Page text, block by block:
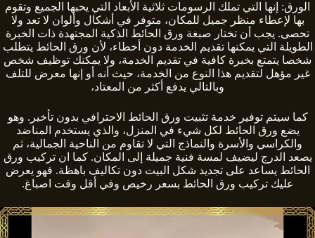
الورق: إنها التي تملك الرسومات ثلاثية الأبعاد التي يحبها الجميع وتقوم
بها لإعطاء منظر جميل للمكان، متوفر في أشكال وألوان لا تعد ولا
تحصى. يجب أن تختار صبغة ورق الحائط الذكية المجتهدة ذات الخبرة
الطويلة التي يمكنها تقديم الخدمة دون أخطاء، لأن ورق الحائط يتطلب
شخصا يتمتع بخبرة كافية في تقديم الخدمة، ولا يمكنك توظيف شخص
غير مؤهل لتقديم هذا النوع من الخدمة، حيث أنه أو إنها معرض للتلف
وبالتالي يدفع أكثر من المعتاد،
كما سيتم توفير خدمة تثبيت ورق الحائط الاحترافي بدون تأخير. وهو
يضع ورق الحائط لكل شيء في المنزل، والذي يستخدم المناضد
والكراسي والأسرة والنماذج التي لا تقاوم من الناحية الجمالية، ثم
يصعد الدرج ليضيف لمسة فنية جميلة إلى المكان. كما ان تركيب ورق
الحائط يساعد على تجديد شكل البيت دون تكاليف باهظة. فهو يعرض
عليك تركيب ورق الحائط بسعر رخيص وفي أقل وقت اصباغ.